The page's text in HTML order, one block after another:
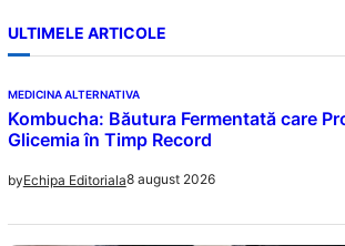
ULTIMELE ARTICOLE
MEDICINA ALTERNATIVA
Kombucha: Băutura Fermentată care
Glicemia în Timp Record
byEchipa Editoriala8 august 2026